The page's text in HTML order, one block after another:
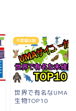
不思議な話
世界で有名なUMA未
生物TOP10